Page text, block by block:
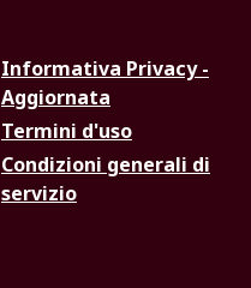
Informativa Privacy -
Aggiornata
Termini d'uso
Condizioni generali di
servizio